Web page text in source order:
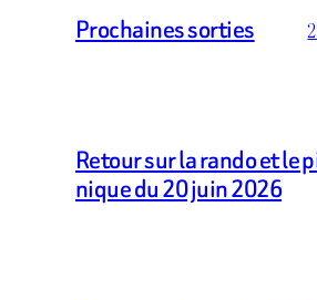
Prochaines sorties
Retour sur la rando et le
nique du 20 juin 2026